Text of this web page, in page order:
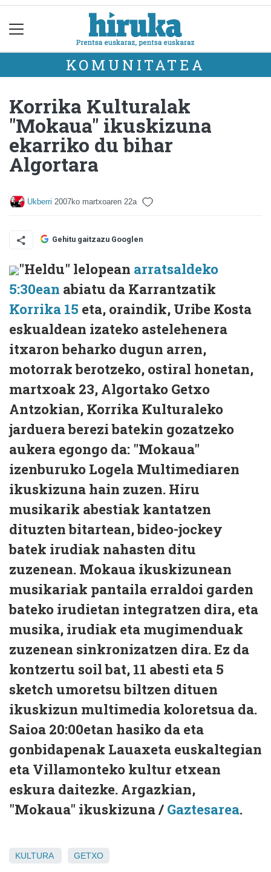
KOMUNITATEA
Korrika Kulturalak
"Mokaua" ikuskizuna
ekarriko du bihar
Algortara
Ukberri 2007ko martxoaren 22a
Gehitu gaitzazu Googlen
"Heldu" lelopean arratsaldeko
5:30ean abiatu da Karrantzatik
Korrika 15 eta, oraindik, Uribe Kosta
eskualdean izateko astelehenera
itxaron beharko dugun arren,
motorrak berotzeko, ostiral honetan,
martxoak 23, Algortako Getxo
Antzokian, Korrika Kulturaleko
jarduera berezi batekin gozatzeko
aukera egongo da: "Mokaua"
izenburuko Logela Multimediaren
ikuskizuna hain zuzen. Hiru
musikarik abestiak kantatzen
dituzten bitartean, bideo-jockey
batek irudiak nahasten ditu
zuzenean. Mokaua ikuskizunean
musikariak pantaila erraldoi garden
bateko irudietan integratzen dira, eta
musika, irudiak eta mugimenduak
zuzenean sinkronizatzen dira. Ez da
kontzertu soil bat, 11 abesti eta 5
sketch umoretsu biltzen dituen
ikuskizun multimedia koloretsua da.
Saioa 20:00etan hasiko da eta
gonbidapenak Lauaxeta euskaltegian
eta Villamonteko kultur etxean
eskura daitezke. Argazkian,
"Mokaua" ikuskizuna / Gaztesarea.
KULTURA GETXO